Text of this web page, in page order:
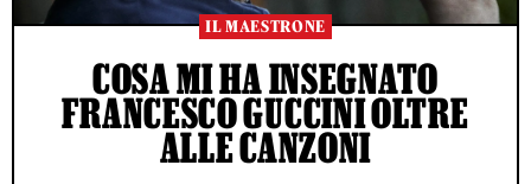
IL MAESTRONE
COSA MI HA INSEGNATO
FRANCESCO GUCCINI OLTRE
ALLE CANZONI